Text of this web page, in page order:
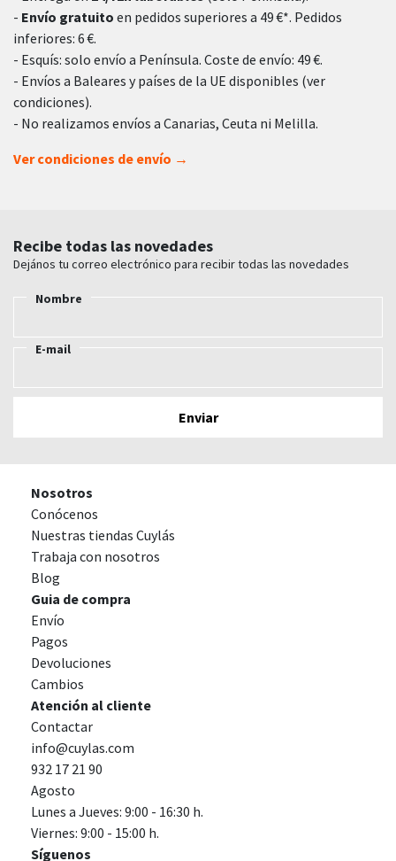
- Envío gratuito en pedidos superiores a 49 €*. Pedidos
inferiores: 6 €.
- Esquís: solo envío a Península. Coste de envío: 49 €.
- Envíos a Baleares y países de la UE disponibles (ver
condiciones).
- No realizamos envíos a Canarias, Ceuta ni Melilla.
Ver condiciones de envío →
Recibe todas las novedades
Dejános tu correo electrónico para recibir todas las novedades
Nombre
E-mail
Nosotros
Conócenos
Nuestras tiendas Cuylás
Trabaja con nosotros
Blog
Guia de compra
Envío
Pagos
Devoluciones
Cambios
Atención al cliente
Contactar
info@cuylas.com
932 17 21 90
Agosto
Lunes a Jueves: 9:00 - 16:30 h.
Viernes: 9:00 - 15:00 h.
Síguenos